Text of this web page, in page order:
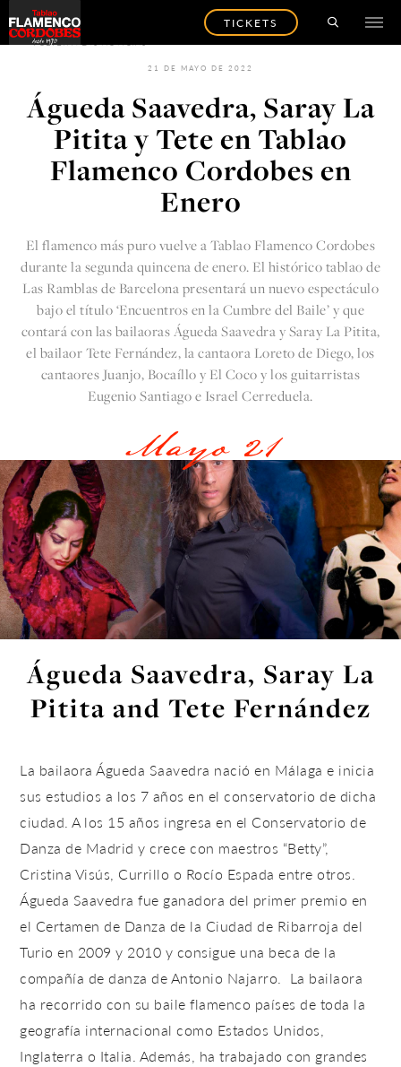
TICKETS
VOLVER A LAS NOTICIAS
21 DE MAYO DE 2022
Águeda Saavedra, Saray La
Pitita y Tete en Tablao
Flamenco Cordobes en
Enero
El flamenco más puro vuelve aTablao Flamenco Cordobes
durante la segunda quincena de enero. El histórico tablao de
Las Ramblas de Barcelonapresentará un nuevo espectáculo
bajo el título ‘Encuentros en la Cumbre del Baile’ y que
contará con las bailaoras Águeda Saavedra y Saray La Pitita,
el bailaor Tete Fernández, la cantaora Loreto de Diego, los
cantaores Juanjo, Bocaíllo y El Coco y los guitarristas
Eugenio Santiago e Israel Cerreduela.
Mayo 21
Águeda Saavedra, Saray La
Pitita and Tete Fernández
La bailaora Águeda Saavedra nació en Málaga e inicia
sus estudios a los 7 años en el conservatorio de dicha
ciudad. A los 15 años ingresa en el Conservatorio de
Danza de Madrid y crece con maestros “Betty”,
Cristina Visús, Currillo o Rocío Espada entre otros.
Águeda Saavedra fue ganadora del primer premio en
el Certamen de Danza de la Ciudad de Ribarroja del
Turio en 2009 y 2010 y consigue una beca de la
compañía de danza de Antonio Najarro. La bailaora
ha recorrido con su baile flamenco países de toda la
geografía internacional como Estados Unidos,
Inglaterra o Italia. Además, ha trabajado con grandes